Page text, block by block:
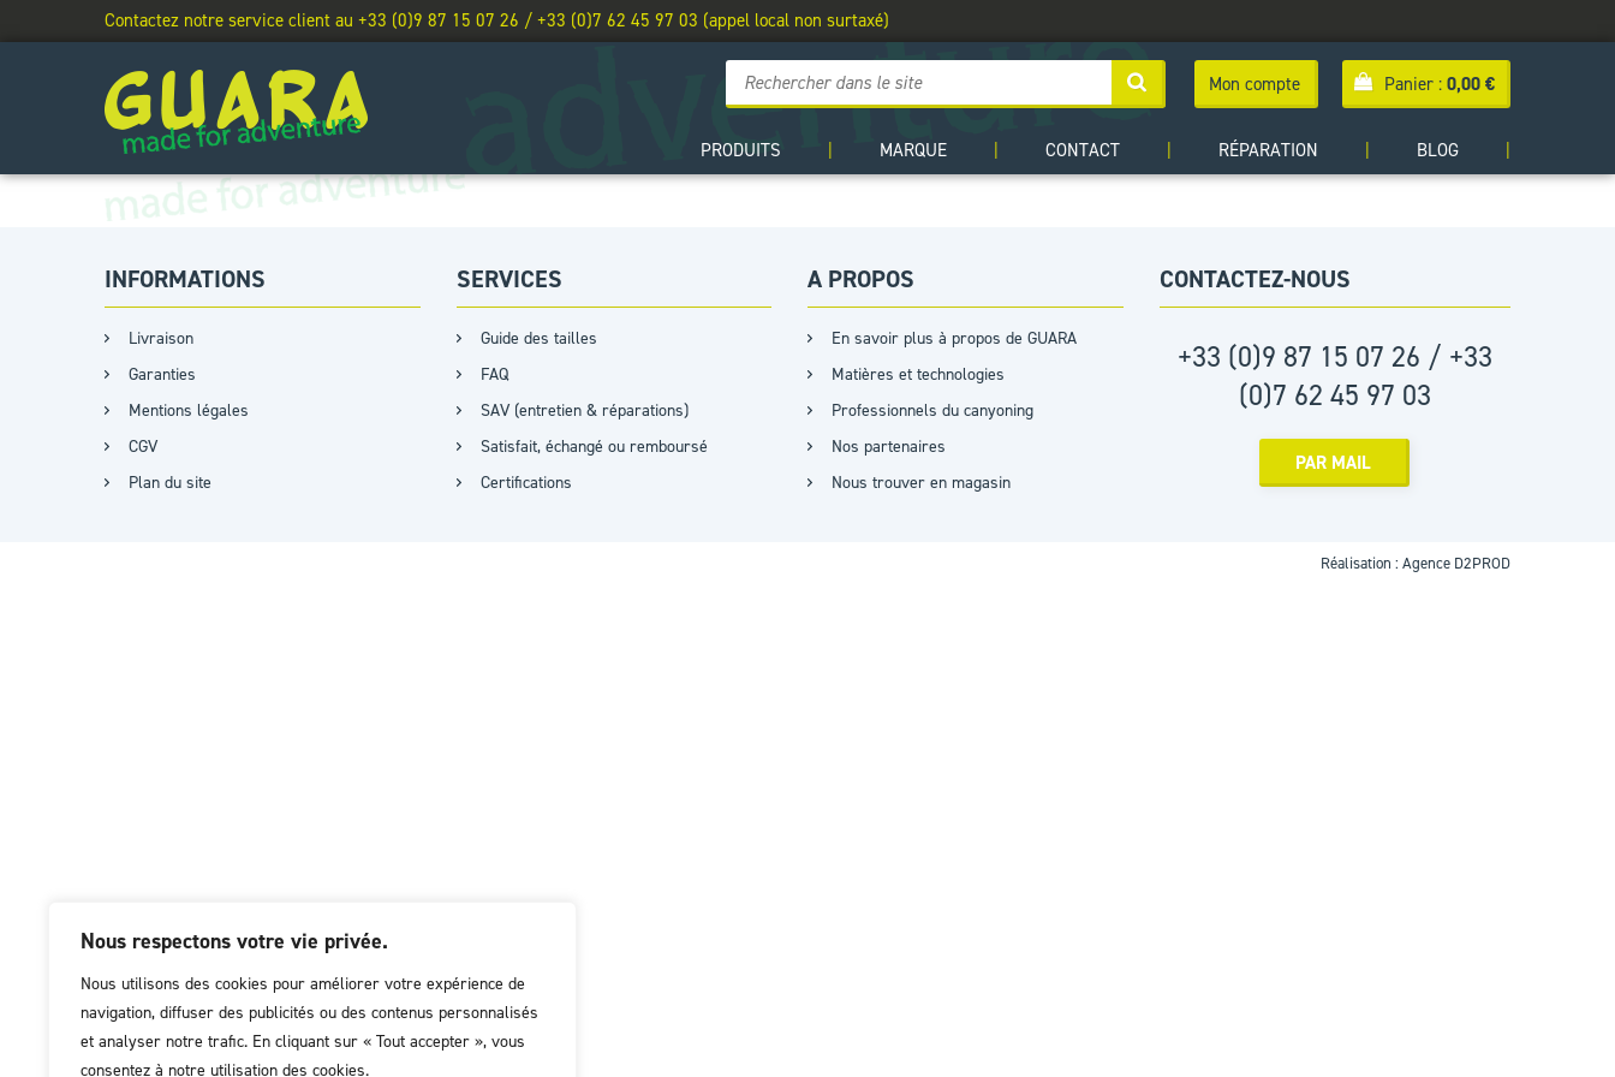
Nous respectons votre vie privée.
Nous utilisons des cookies pour améliorer votre expérience de
navigation, diffuser des publicités ou des contenus personnalisés
et analyser notre trafic. En cliquant sur « Tout accepter », vous
consentez à notre utilisation des cookies.
Contactez notre service client au +33 (0)9 87 15 07 26 / +33 (0)7 62 45 97 03 (appel local non surtaxé)
Panier : 0,00 €
Mon compte
PRODUITS MARQUE CONTACT RÉPARATION BLOG
INFORMATIONS
Livraison
Garanties
Mentions légales
CGV
Plan du site
SERVICES
Guide des tailles
FAQ
SAV (entretien & réparations)
Satisfait, échangé ou remboursé
Certifications
A PROPOS
En savoir plus à propos de GUARA
Matières et technologies
Professionnels du canyoning
Nos partenaires
Nous trouver en magasin
CONTACTEZ-NOUS
+33 (0)9 87 15 07 26 / +33
(0)7 62 45 97 03
PAR MAIL
Réalisation : Agence D2PROD